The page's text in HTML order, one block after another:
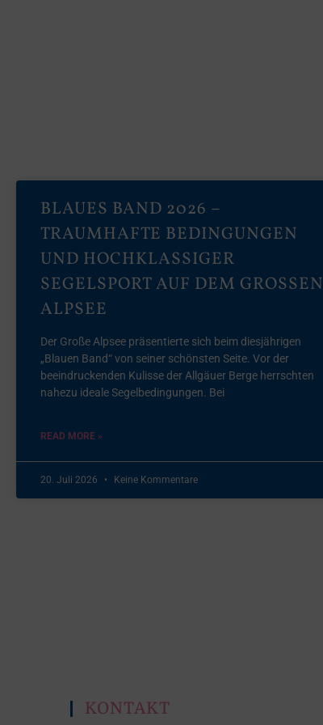
BLAUES BAND 2026 –
TRAUMHAFTE BEDINGUNGEN
UND HOCHKLASSIGER
SEGELSPORT AUF DEM GROSSEN A
LPSEE
Der Große Alpsee präsentierte sich beim diesjährigen
„Blauen Band“ von seiner schönsten Seite. Vor der
beeindruckenden Kulisse der Allgäuer Berge herrschten
nahezu ideale Segelbedingungen. Bei
READ MORE »
20. Juli 2026 Keine Kommentare
KONTAKT